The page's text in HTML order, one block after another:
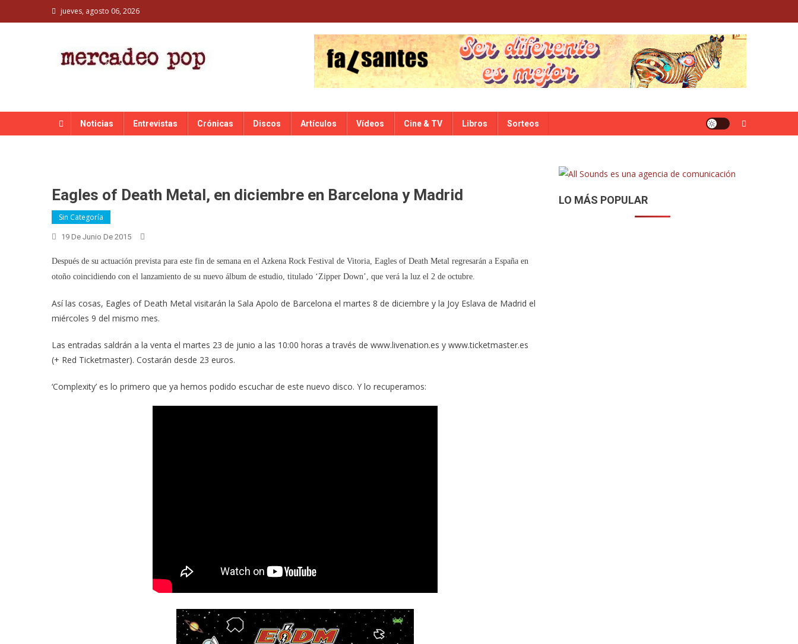
to
jueves, agosto 06, 2026
Noticias Entrevistas Crónicas Discos Artículos Vídeos Cine & TV Libros Sorteos
Eagles of Death Metal, en diciembre en Barcelona y Madrid
Sin Categoría
19 De Junio De 2015
Después de su actuación prevista para este fin de semana en el Azkena Rock Festival de Vitoria, Eagles of Death Metal regresarán a España en
otoño coincidiendo con el lanzamiento de su nuevo álbum de estudio, titulado ‘Zipper Down’, que verá la luz el 2 de octubre.
Así las cosas, Eagles of Death Metal visitarán la Sala Apolo de Barcelona el martes 8 de diciembre y la Joy Eslava de Madrid el
miércoles 9 del mismo mes.
Las entradas saldrán a la venta el martes 23 de junio a las 10:00 horas a través de www.livenation.es y www.ticketmaster.es
(+ Red Ticketmaster). Costarán desde 23 euros.
‘Complexity’ es lo primero que ya hemos podido escuchar de este nuevo disco. Y lo recuperamos:
LO MÁS POPULAR